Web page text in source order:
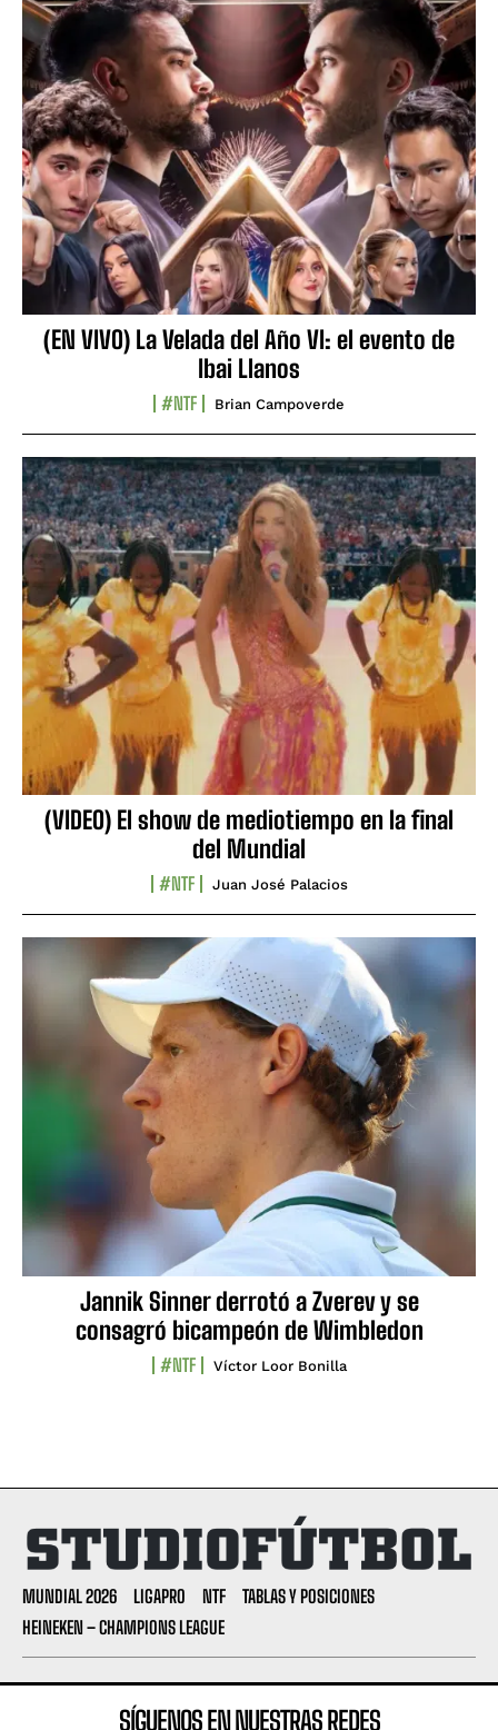
(EN VIVO) La Velada del Año VI: el evento de
Ibai Llanos
#NTF Brian Campoverde
(VIDEO) El show de mediotiempo en la final
del Mundial
#NTF Juan José Palacios
Jannik Sinner derrotó a Zverev y se
consagró bicampeón de Wimbledon
#NTF Víctor Loor Bonilla
MUNDIAL 2026 LIGAPRO NTF
TABLAS Y POSICIONES
HEINEKEN – CHAMPIONS LEAGUE
SÍGUENOS EN NUESTRAS REDES